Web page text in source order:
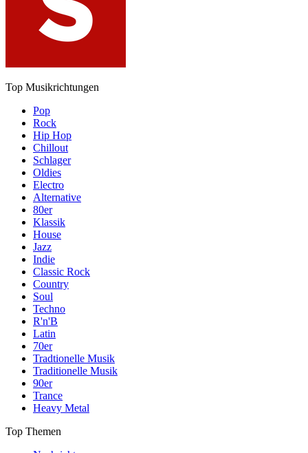
Top Musikrichtungen
Pop
Rock
Hip Hop
Chillout
Schlager
Oldies
Electro
Alternative
80er
Klassik
House
Jazz
Indie
Classic Rock
Country
Soul
Techno
R'n'B
Latin
70er
Tradtionelle Musik
Traditionelle Musik
90er
Trance
Heavy Metal
Top Themen